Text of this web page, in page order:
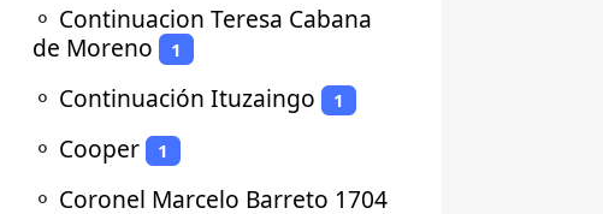
⚬ Continuacion Teresa Cabana
de Moreno
1
⚬ Continuación Ituzaingo 1
⚬ Cooper 1
⚬ Coronel Marcelo Barreto 1704